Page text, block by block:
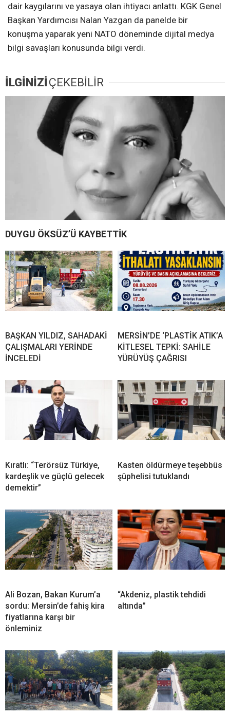
dair kaygılarını ve yasaya olan ihtiyacı anlattı. KGK Genel
Başkan Yardımcısı Nalan Yazgan da panelde bir
konuşma yaparak yeni NATO döneminde dijital medya
bilgi savaşları konusunda bilgi verdi.
İLGİNİZİÇEKEBİLİR
DUYGU ÖKSÜZ’Ü KAYBETTİK
BAŞKAN YILDIZ, SAHADAKİ
ÇALIŞMALARI YERİNDE
İNCELEDİ
MERSİN’DE ‘PLASTİK ATIK’A
KİTLESEL TEPKİ: SAHİLE
YÜRÜYÜŞ ÇAĞRISI
Kıratlı: “Terörsüz Türkiye,
kardeşlik ve güçlü gelecek
demektir”
Kasten öldürmeye teşebbüs
şüphelisi tutuklandı
Ali Bozan, Bakan Kurum’a
sordu: Mersin’de fahiş kira
fiyatlarına karşı bir
önleminiz
“Akdeniz, plastik tehdidi
altında”